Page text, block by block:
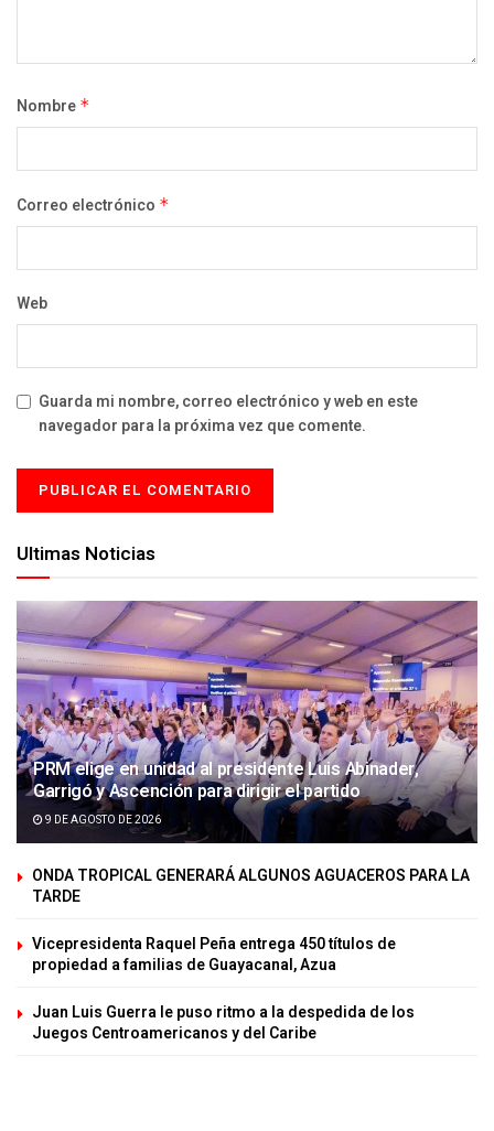
Nombre *
Correo electrónico *
Web
Guarda mi nombre, correo electrónico y web en este
navegador para la próxima vez que comente.
Ultimas Noticias
PRM elige en unidad al presidente Luis Abinader,
Garrigó y Ascención para dirigir el partido
9 DE AGOSTO DE 2026
ONDA TROPICAL GENERARÁ ALGUNOS AGUACEROS PARA LA
TARDE
Vicepresidenta Raquel Peña entrega 450 títulos de
propiedad a familias de Guayacanal, Azua
Juan Luis Guerra le puso ritmo a la despedida de los
Juegos Centroamericanos y del Caribe